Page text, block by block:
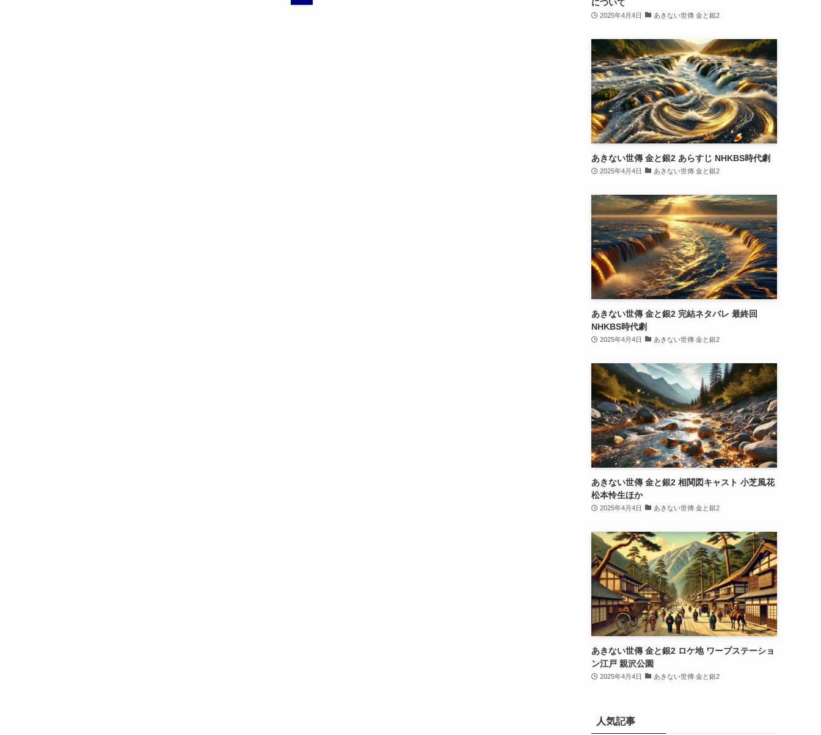
について
2025年4月4日 あきない世傳 金と銀2
あきない世傳 金と銀2 あらすじ NHKBS時代劇
2025年4月4日 あきない世傳 金と銀2
あきない世傳 金と銀2 完結ネタバレ 最終回
NHKBS時代劇
2025年4月4日 あきない世傳 金と銀2
あきない世傳 金と銀2 相関図キャスト 小芝風花
松本怜生ほか
2025年4月4日 あきない世傳 金と銀2
あきない世傳 金と銀2 ロケ地 ワープステーショ
ン江戸 親沢公園
2025年4月4日 あきない世傳 金と銀2
人気記事